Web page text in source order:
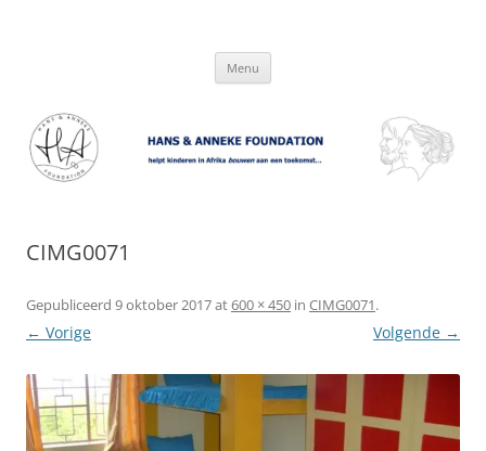
Menu
CIMG0071
Gepubliceerd 9 oktober 2017at600 × 450 in CIMG0071.
← Vorige Volgende →